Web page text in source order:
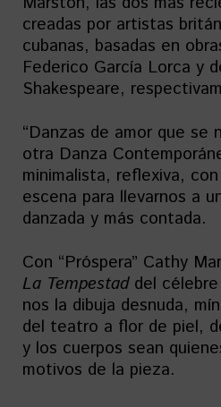
creadas por artistas
cubanas, basadas en
Federico García Lorca y
Shakespeare,
“Danzas de amor que se
otra Danza
minimalista, reflexiva,
escena para llevarnos a
danzada y más contada.
Con “Próspera” Cathy
La Tempestaddel
nos la dibuja desnuda,
del teatro a flor de piel,
y los cuerpos sean
motivos de la pieza.